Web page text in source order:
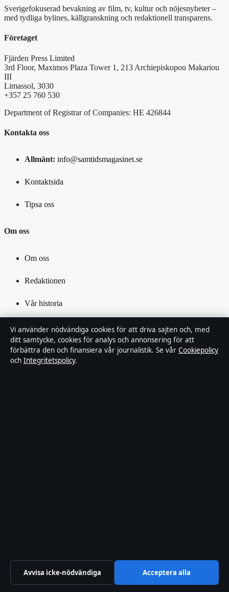
Sverigefokuserad bevakning av film, tv, kultur och nöjesnyheter –
med tydliga bylines, källgranskning och redaktionell transparens.
Företaget
Fjärden Press Limited
3rd Floor, Maximos Plaza Tower 1, 213 Archiepiskopou Makariou
III
Limassol, 3030
+357 25 760 530
Department of Registrar of Companies: HE 426844
Kontakta oss
Allmänt: info@samtidsmagasinet.se
Kontaktsida
Tipsa oss
Om oss
Om oss
Redaktionen
Vår historia
Källor & standarder
Förtroende & standarder
Innehållet är endast avsett för allmän information. Allmänna
förfrågningar:info@samtidsmagasinet.se . Rättelser:
Vi använder nödvändiga cookies för att driva sajten och, med
ditt samtycke, cookies för analys och annonsering för att
förbättra den och finansiera vår journalistik. Se vår Cookiepolicy
och Integritetspolicy.
Avvisa icke-nödvändiga Acceptera alla